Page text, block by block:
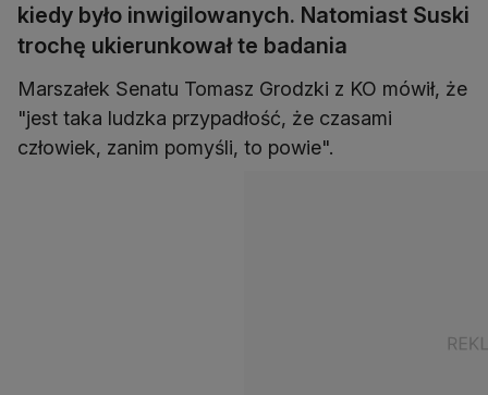
kiedy było inwigilowanych. Natomiast Suski
trochę ukierunkował te badania
Marszałek Senatu Tomasz Grodzki z KO mówił, że
"jest taka ludzka przypadłość, że czasami
człowiek, zanim pomyśli, to powie".